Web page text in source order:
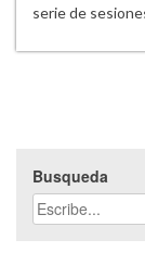
serie de
Busqueda